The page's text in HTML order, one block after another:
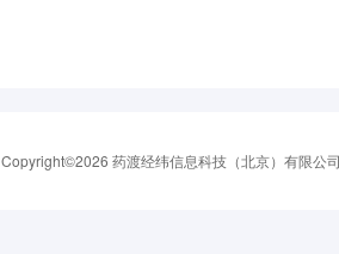
Copyright©2026 药渡经纬信息科技（北京）有限公